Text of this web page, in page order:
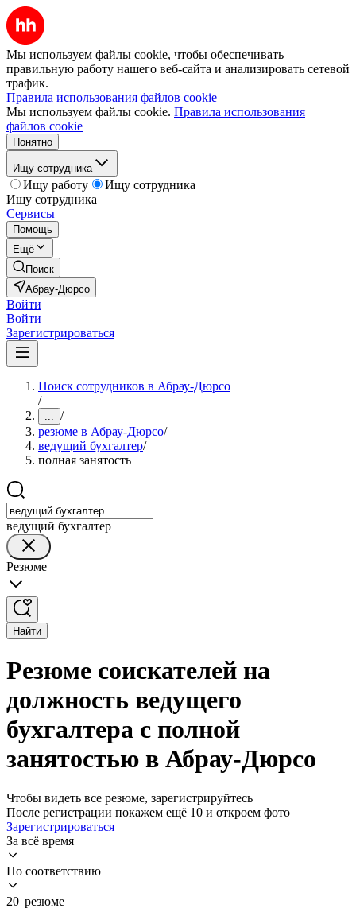
Мы используем файлы cookie, чтобы обеспечивать
правильную работу нашего веб-сайта и анализировать сетевой
трафик.
Правила использования файлов cookie
Мы используем файлы cookie. Правила использования
файлов cookie
Понятно
Ищу сотрудника
Ищу работу
Ищу сотрудника
Ищу сотрудника
Сервисы
Помощь
Ещё
Поиск
Абрау-Дюрсо
Войти
Войти
Зарегистрироваться
Поиск сотрудников в Абрау-Дюрсо
/
... /
резюме в Абрау-Дюрсо/
ведущий бухгалтер/
полная занятость
ведущий бухгалтер
Резюме
Найти
Резюме соискателей на
должность ведущего
бухгалтера с полной
занятостью в Абрау-Дюрсо
Чтобы видеть все резюме, зарегистрируйтесь
После регистрации покажем ещё 10 и откроем фото
Зарегистрироваться
За всё время
По соответствию
20 резюме